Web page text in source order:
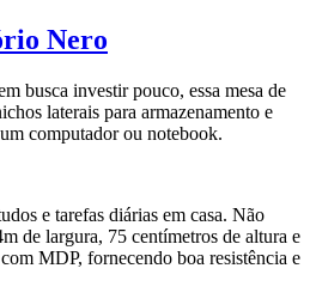
Nero
busca investir pouco, essa mesa de
laterais para armazenamento e
computador ou notebook.
e tarefas diárias em casa. Não
de largura, 75 centímetros de altura e
MDP, fornecendo boa resistência e